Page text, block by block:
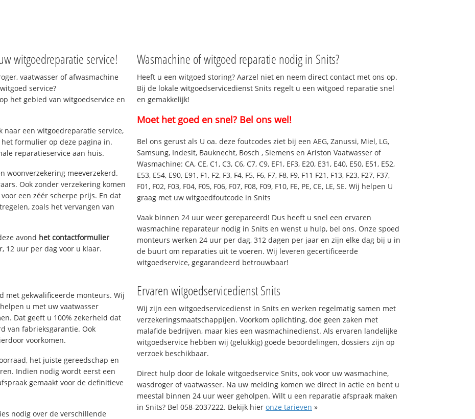
witgoedreparatie service!
vaatwasser of afwasmachine
service?
het gebied van witgoedservice en
naar een witgoedreparatie service,
formulier op deze pagina in.
reparatieservice aan huis.
woonverzekering meeverzekerd.
Ook zonder verzekering komen
een zéér scherpe prijs. En dat
zoals het vervangen van
avond het contactformulier
12 uur per dag voor u klaar.
met gekwalificeerde monteurs. Wij
u met uw vaatwasser
Dat geeft u 100% zekerheid dat
van fabrieksgarantie. Ook
voorkomen.
het juiste gereedschap en
Indien nodig wordt eerst een
gemaakt voor de definitieve
nodig over de verschillende
Wasmachine of witgoed reparatie nodig in Snits?
Heeft u een witgoed storing? Aarzel niet en neem direct contact met ons op.
Bij de lokale witgoedservicedienst Snits regelt u een witgoed reparatie snel
en gemakkelijk!
Moet het goed en snel? Bel ons wel!
Bel ons gerust als U oa. deze foutcodes ziet bij een AEG, Zanussi, Miel, LG,
Samsung, Indesit, Bauknecht, Bosch , Siemens en Ariston Vaatwasser of
Wasmachine: CA, CE, C1, C3, C6, C7, C9, EF1, EF3, E20, E31, E40, E50, E51, E52,
E53, E54, E90, E91, F1, F2, F3, F4, F5, F6, F7, F8, F9, F11 F21, F13, F23, F27, F37,
F01, F02, F03, F04, F05, F06, F07, F08, F09, F10, FE, PE, CE, LE, SE. Wij helpen U
graag met uw witgoedfoutcode in Snits
Vaak binnen 24 uur weer gerepareerd! Dus heeft u snel een ervaren
wasmachine reparateur nodig in Snits en wenst u hulp, bel ons. Onze spoed
monteurs werken 24 uur per dag, 312 dagen per jaar en zijn elke dag bij u in
de buurt om reparaties uit te voeren. Wij leveren gecertificeerde
witgoedservice, gegarandeerd betrouwbaar!
Ervaren witgoedservicedienst Snits
Wij zijn een witgoedservicedienst in Snits en werken regelmatig samen met
verzekeringsmaatschappijen. Voorkom oplichting, doe geen zaken met
malafide bedrijven, maar kies een wasmachinedienst. Als ervaren landelijke
witgoedservice hebben wij (gelukkig) goede beoordelingen, dossiers zijn op
verzoek beschikbaar.
Direct hulp door de lokale witgoedservice Snits, ook voor uw wasmachine,
wasdroger of vaatwasser. Na uw melding komen we direct in actie en bent u
meestal binnen 24 uur weer geholpen. Wilt u een reparatie afspraak maken
in Snits? Bel 058-2037222. Bekijk hier onze tarieven »